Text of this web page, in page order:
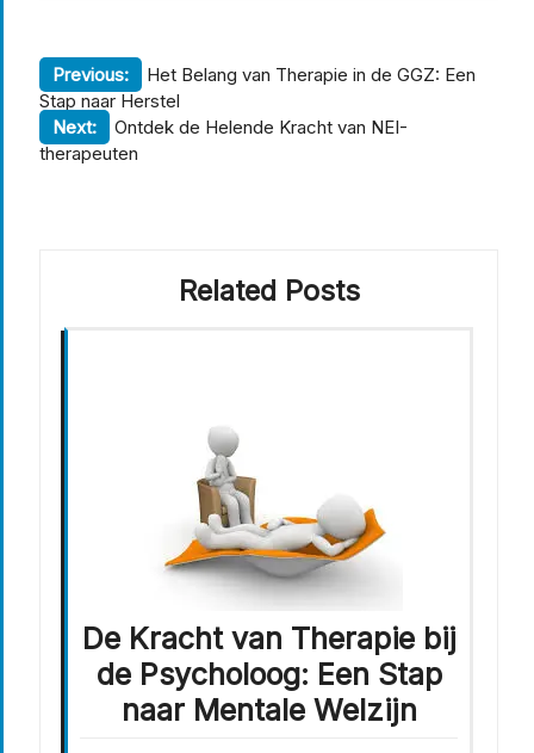
Berichtnavigatie
Previous:
Het Belang van Therapie in de GGZ: Een
Stap naar Herstel
Next:
Ontdek de Helende Kracht van NEI-
therapeuten
Related Posts
De Kracht van Therapie bij
de Psycholoog: Een Stap
naar Mentale Welzijn